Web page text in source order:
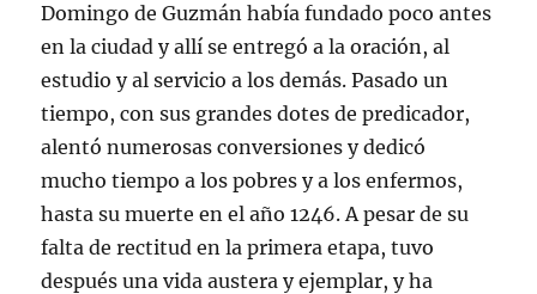
Domingo de Guzmán había fundado poco antes
en la ciudad y allí se entregó a la oración, al
estudio y al servicio a los demás. Pasado un
tiempo, con sus grandes dotes de predicador,
alentó numerosas conversiones y dedicó
mucho tiempo a los pobres y a los enfermos,
hasta su muerte en el año 1246. A pesar de su
falta de rectitud en la primera etapa, tuvo
después una vida austera y ejemplar, y ha